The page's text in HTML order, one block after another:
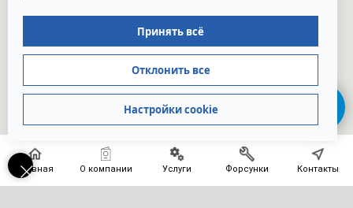
Главная О компании Услуги Форсунки Контакты
Принять всё
Отклонить все
Настройки cookie